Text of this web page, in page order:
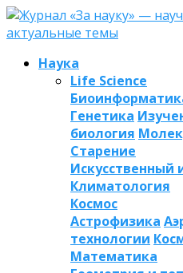
Наука
Life Science
Генетика
биология
Старение
Искусственный
Климатология
Космос
Астрофизика
технологии
Математика